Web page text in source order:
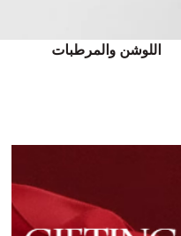
اللوشن والمرطبات